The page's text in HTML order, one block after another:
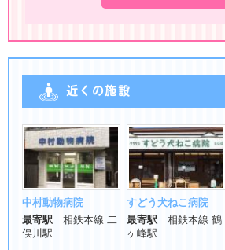
近くの施設
中村動物病院
最寄駅
相鉄本線 二
俣川駅
すどう犬ねこ病院
最寄駅
相鉄本線 鶴
ヶ峰駅